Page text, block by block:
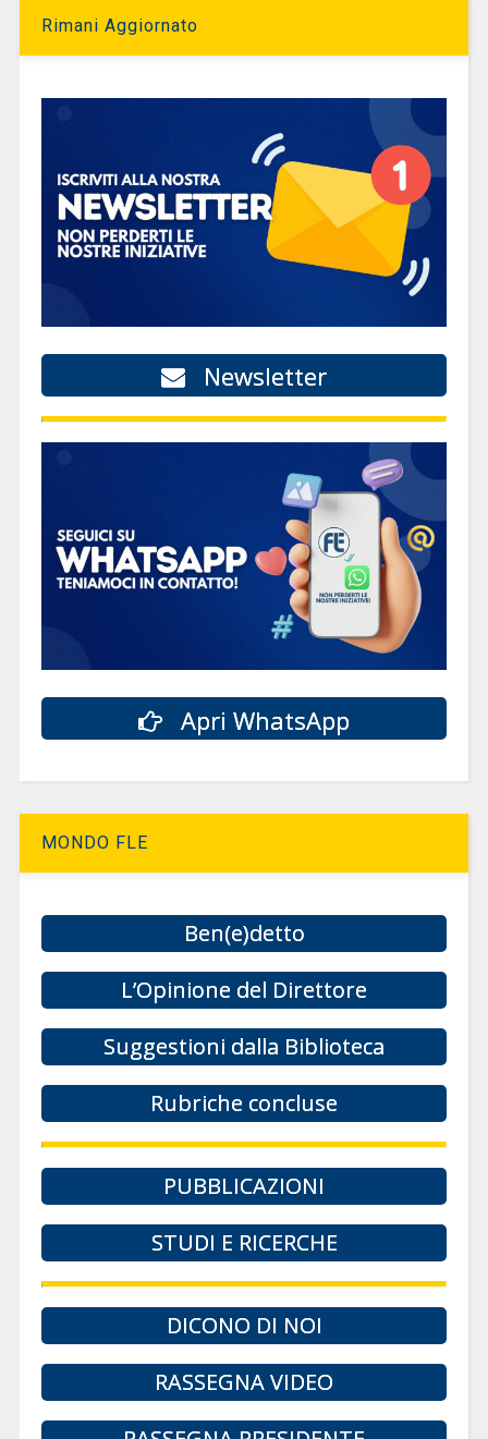
Rimani Aggiornato
Newsletter
Apri WhatsApp
MONDO FLE
Ben(e)detto
L’Opinione del Direttore
Suggestioni dalla Biblioteca
Rubriche concluse
PUBBLICAZIONI
STUDI E RICERCHE
DICONO DI NOI
RASSEGNA VIDEO